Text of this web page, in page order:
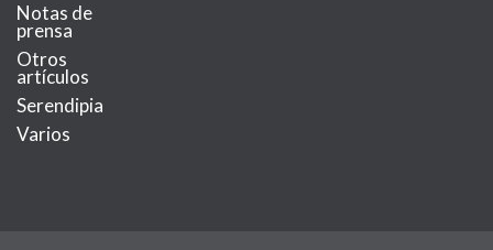
Notas de
prensa
Otros
artículos
Serendipia
Varios